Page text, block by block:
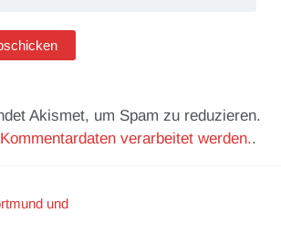
Akismet, um Spam zu reduzieren.
verarbeitet werden..
und